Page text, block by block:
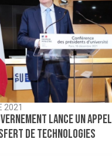
2021
lance un appel
de technologies